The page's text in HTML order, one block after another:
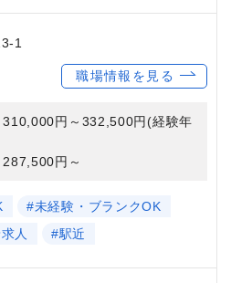
1
職場情報を見る
円～332,500円(経験年
円～
#未経験・ブランクOK
人 #駅近